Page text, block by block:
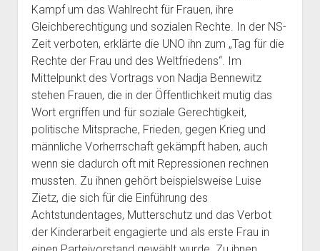
Kampf um das Wahlrecht für Frauen, ihre
Gleichberechtigung und sozialen Rechte. In der NS-
Zeit verboten, erklärte die UNO ihn zum „Tag für die
Rechte der Frau und des Weltfriedens“. Im
Mittelpunkt des Vortrags von Nadja Bennewitz
stehen Frauen, die in der Öffentlichkeit mutig das
Wort ergriffen und für soziale Gerechtigkeit,
politische Mitsprache, Frieden, gegen Krieg und
männliche Vorherrschaft gekämpft haben, auch
wenn sie dadurch oft mit Repressionen rechnen
mussten. Zu ihnen gehört beispielsweise Luise
Zietz, die sich für die Einführung des
Achtstundentages, Mutterschutz und das Verbot
der Kinderarbeit engagierte und als erste Frau in